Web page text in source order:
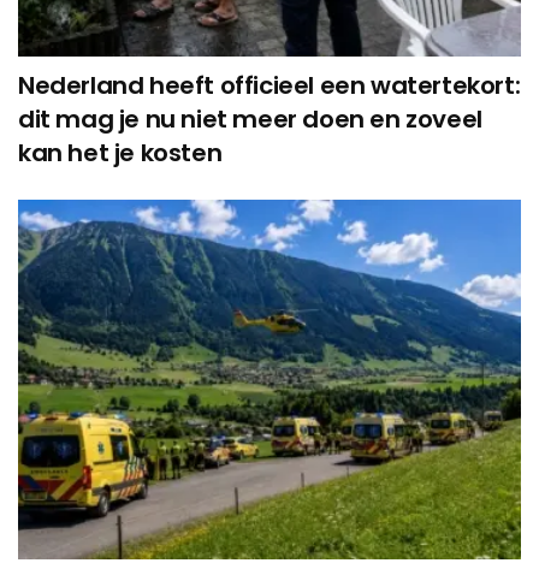
Nederland heeft officieel een watertekort:
dit mag je nu niet meer doen en zoveel
kan het je kosten